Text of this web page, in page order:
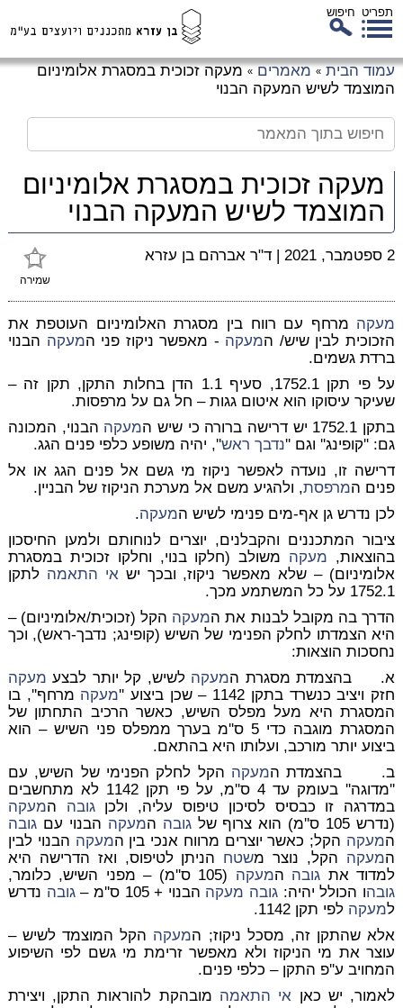
תפריט חיפוש
עמוד הבית » מאמרים » מעקה זכוכית במסגרת אלומיניום
המוצמד לשיש המעקה הבנוי
מעקה זכוכית במסגרת אלומיניום
המוצמד לשיש המעקה הבנוי
שמירה
2 ספטמבר, 2021 | ד"ר אברהם בן עזרא
מעקה מרחף עם רווח בין מסגרת האלומיניום העוטפת את
הזכוכית לבין שיש/ המעקה - מאפשר ניקוז פני המעקה הבנוי
ברדת גשמים.
על פי תקן 1752.1, סעיף 1.1 הדן בחלות התקן, תקן זה –
שעיקר עיסוקו הוא איטום גגות – חל גם על מרפסות.
בתקן 1752.1 יש דרישה ברורה כי שיש ה
מעקה הבנוי, המכונה
גם: ''קופינג'' וגם ''נדבך ראש'', יהיה משופע כלפי פנים הגג.
דרישה זו, נועדה לאפשר ניקוז מי גשם אל פנים הגג או אל
פנים המרפסת, ולהגיע משם אל מערכת הניקוז של הבניין.
לכן נדרש גן אף-מים פנימי לשיש המעקה.
ציבור המתכננים והקבלנים, יוצרים לנוחותם ולמען החיסכון
בהוצאות, מעקה משולב (חלקו בנוי, וחלקו זכוכית במסגרת
אלומיניום) – שלא מאפשר ניקוז, ובכך יש אי התאמה לתקן
1752.1 על כל המשתמע מכך.
הדרך בה מקובל לבנות את המעקה הקל (זכוכית/אלומיניום) –
היא הצמדתו לחלק הפנימי של השיש (קופינג; נדבך-ראש), וכך
נחסכות הוצאות:
א. בהצמדת מסגרת המעקה לשיש, קל יותר לבצע מעקה
חזק ויציב כנשרד בתקן 1142 – שכן ביצוע ''
מעקה מרחף'', בו
המסגרת היא מעל מפלס השיש, כאשר הרכיב התחתון של
המסגרת מוגבה כדי 5 ס''מ בערך ממפלס פני השיש – הוא
ביצוע יותר מורכב, ועלותו היא בהתאם.
ב. בהצמדת המעקה הקל לחלק הפנימי של השיש, עם
''מדוגה'' בעומק עד 4 ס''מ, על פי תקן 1142 לא מתחשבים
במדרגה זו כבסיס לסיכון טיפוס עליה, ולכןגובה המעקה
(נדרש 105 ס''מ) הוא צרוף של
גובה המעקה הבנוי עםגובה
המעקה הקל; כאשר יוצרים מרווח אנכי בין המעקה הבנוי לבין
המעקה הקל, נוצר משטח הניתן לטיפוס, ואז הדרישה היא
למדוד את גובה המעקה (105 ס''מ) – מפני השיש, כלומר,
גובהו הכולל יהיה: גובה מעקה הבנוי + 105 ס''מ – גובה נדרש
למעקה לפי תקן 1142.
אלא שהתקן זה, מסכל ניקוז; המעקה הקל המוצמד לשיש –
עוצר את מי הניקוז ולא מאפשר זרימת מי גשם לפי השיפוע
המחויב ע''פ התקן – כלפי פנים.
לאמור, יש כאן אי התאמה מובהקת להוראות התקן, ויצירת